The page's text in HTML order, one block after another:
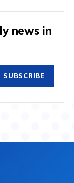
news in
SUBSCRIBE